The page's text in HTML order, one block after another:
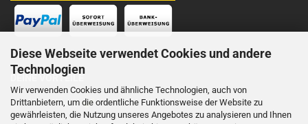
Diese Webseite verwendet Cookies und andere
Technologien
Wir verwenden Cookies und ähnliche Technologien, auch von
Drittanbietern, um die ordentliche Funktionsweise der Website zu
gewährleisten, die Nutzung unseres Angebotes zu analysieren und Ihnen
DEINE VORTEILE
Schnelle Lieferung